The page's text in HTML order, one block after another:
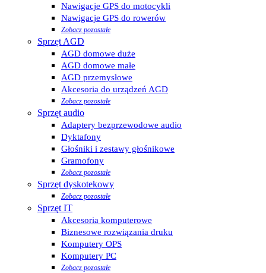
Nawigacje GPS do motocykli
Nawigacje GPS do rowerów
Zobacz pozostałe
Sprzęt AGD
AGD domowe duże
AGD domowe małe
AGD przemysłowe
Akcesoria do urządzeń AGD
Zobacz pozostałe
Sprzęt audio
Adaptery bezprzewodowe audio
Dyktafony
Głośniki i zestawy głośnikowe
Gramofony
Zobacz pozostałe
Sprzęt dyskotekowy
Zobacz pozostałe
Sprzęt IT
Akcesoria komputerowe
Biznesowe rozwiązania druku
Komputery OPS
Komputery PC
Zobacz pozostałe